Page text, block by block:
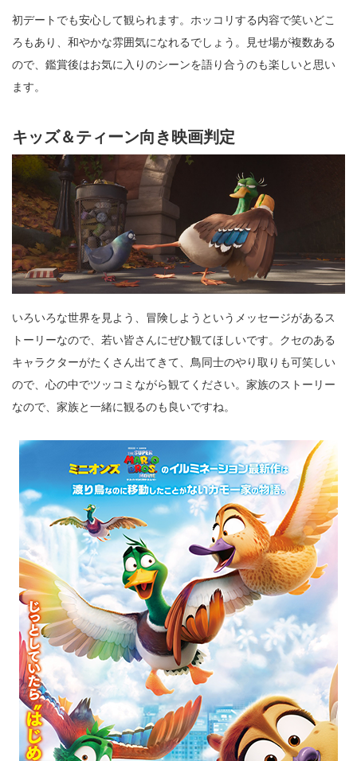
初デートでも安心して観られます。ホッコリする内容で笑いどこ
ろもあり、和やかな雰囲気になれるでしょう。見せ場が複数ある
ので、鑑賞後はお気に入りのシーンを語り合うのも楽しいと思い
ます。
キッズ＆ティーン向き映画判定
いろいろな世界を見よう、冒険しようというメッセージがあるス
トーリーなので、若い皆さんにぜひ観てほしいです。クセのある
キャラクターがたくさん出てきて、鳥同士のやり取りも可笑しい
ので、心の中でツッコミながら観てください。家族のストーリー
なので、家族と一緒に観るのも良いですね。